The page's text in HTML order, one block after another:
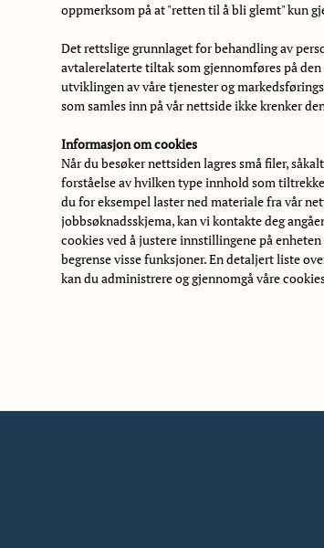
oppmerksom på at "retten til å bli glemt" kun
Det rettslige grunnlaget for behandling av
avtalerelaterte tiltak som gjennomføres på
utviklingen av våre tjenester og
som samles inn på vår nettside ikke krenker
Informasjon om cookies
Når du besøker nettsiden lagres små filer,
forståelse av hvilken type innhold som
du for eksempel laster ned materiale fra vår
jobbsøknadsskjema, kan vi kontakte deg
cookies ved å justere innstillingene på
begrense visse funksjoner. En detaljert liste
kan du administrere og gjennomgå våre